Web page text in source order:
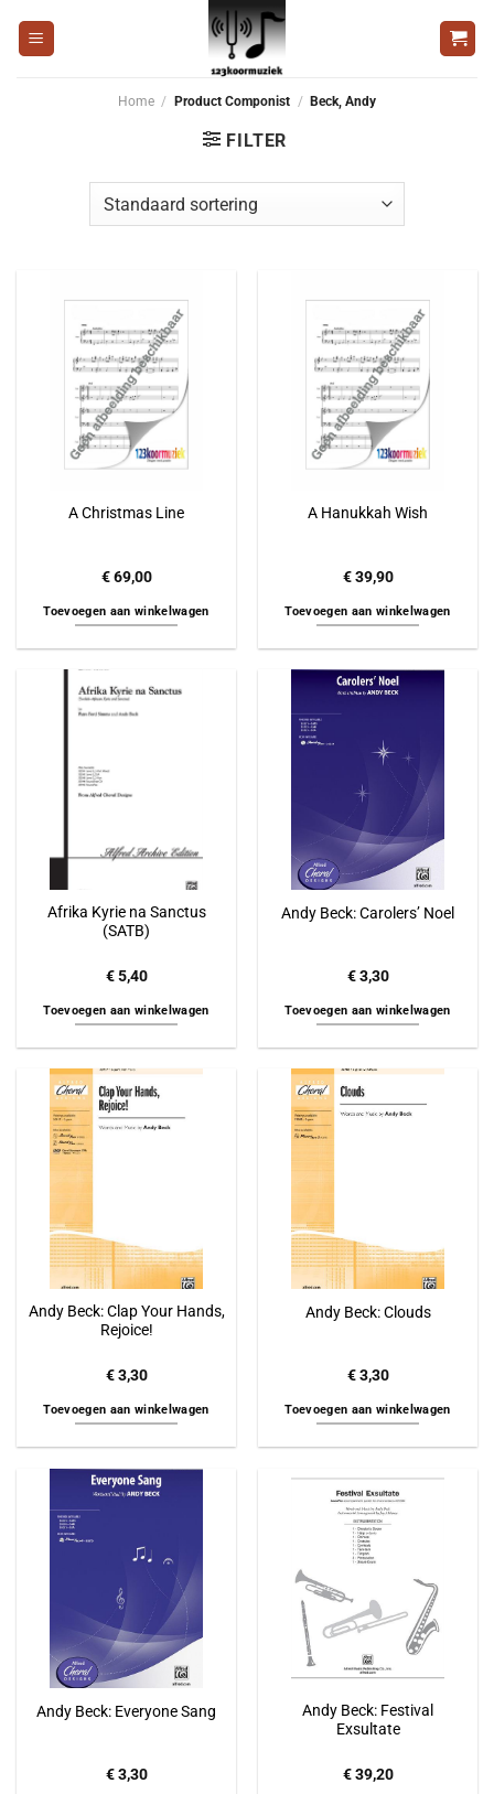
naar
Home / Product Componist / Beck, Andy
FILTER
A Christmas Line
€69,00
Toevoegen aan winkelwagen
A Hanukkah Wish
€39,90
Toevoegen aan winkelwagen
Afrika Kyrie na Sanctus
(SATB)
€5,40
Toevoegen aan winkelwagen
Andy Beck: Carolers’ Noel
€3,30
Toevoegen aan winkelwagen
Andy Beck: Clap Your Hands,
Rejoice!
€3,30
Toevoegen aan winkelwagen
Andy Beck: Clouds
€3,30
Toevoegen aan winkelwagen
Andy Beck: Everyone Sang
€3,30
Andy Beck: Festival
Exsultate
€39,20